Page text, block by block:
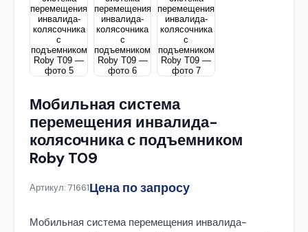
Мобильная система
перемещения инвалида-
колясочника с подъемником
Roby T09
Артикул: 71661Цена по запросу
Мобильная система перемещения инвалида-